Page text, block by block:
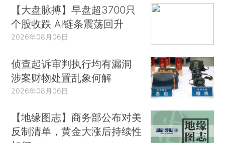
【大盘脉搏】早盘超3700只
个股收跌 AI链条震荡回升
2026年08月06日
侦查起诉审判执行均有漏洞
涉案财物处置乱象何解
2026年08月06日
【地缘图志】商务部公布对美
反制清单，黄金大涨后持续性